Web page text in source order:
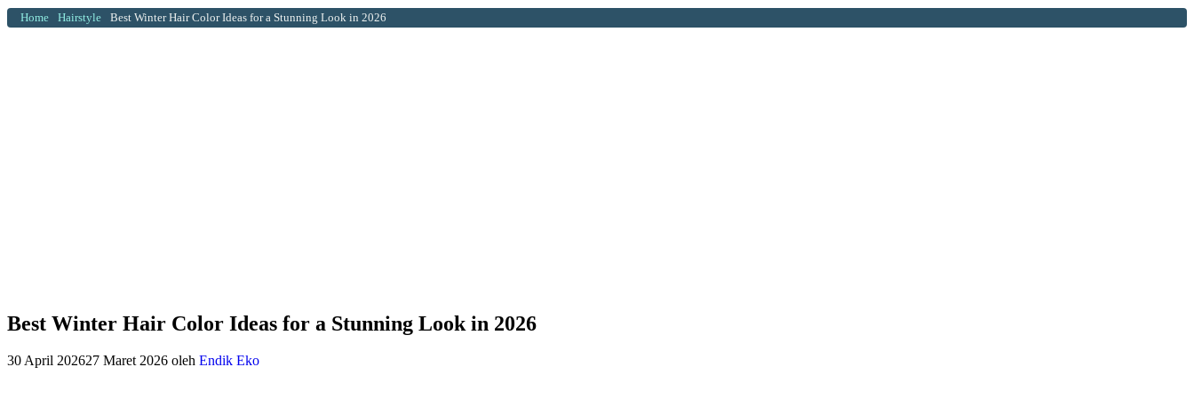
Home Hairstyle Best Winter Hair Color Ideas for a Stunning Look in 2026
Best Winter Hair Color Ideas for a Stunning Look in 2026
30 April 202627 Maret 2026 oleh Endik Eko